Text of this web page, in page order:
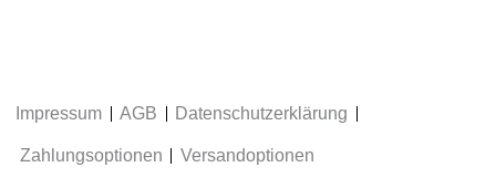
Impressum AGB Datenschutzerklärung
Zahlungsoptionen Versandoptionen